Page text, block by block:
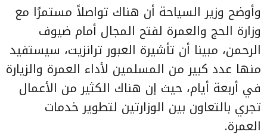
وأوضح وزير السياحة أن هناك تواصلاً مستمرًا مع
وزارة الحج والعمرة لفتح المجال أمام ضيوف
الرحمن، مبينا أن تأشيرة العبور ترانزيت، سيستفيد
منها عدد كبير من المسلمين لأداء العمرة والزيارة
في أربعة أيام، حيث إن هناك الكثير من الأعمال
تجري بالتعاون بين الوزارتين لتطوير خدمات
العمرة.